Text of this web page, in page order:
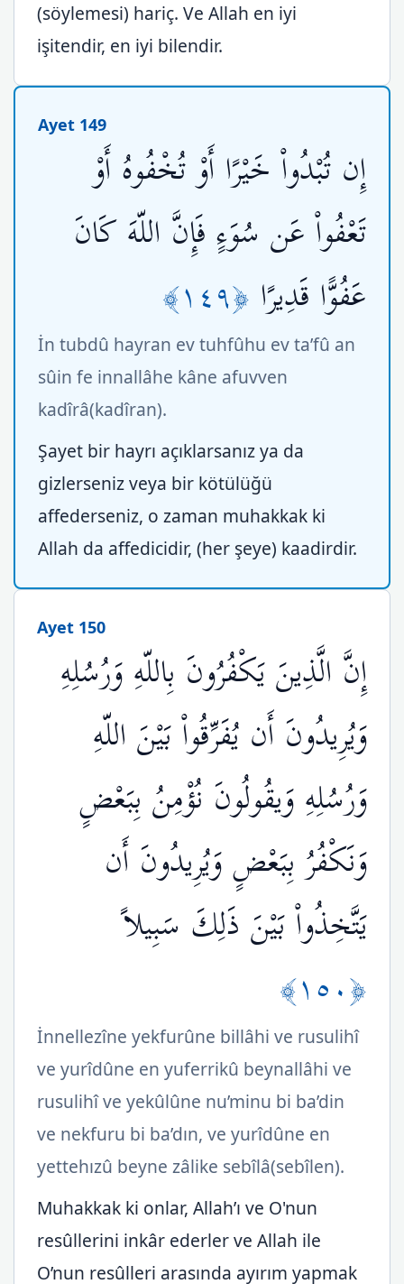
(söylemesi) hariç. Ve Allah en iyi
işitendir, en iyi bilendir.
Ayet 149
إِن تُبْدُواْ خَيْرًا أَوْ تُخْفُوهُ أَوْ
تَعْفُواْ عَن سُوَءٍ فَإِنَّ اللّهَ كَانَ
عَفُوًّا قَدِيرًا ﴿١٤٩﴾
İn tubdû hayran ev tuhfûhu ev ta’fû an
sûin fe innallâhe kâne afuvven
kadîrâ(kadîran).
Şayet bir hayrı açıklarsanız ya da
gizlerseniz veya bir kötülüğü
affederseniz, o zaman muhakkak ki
Allah da affedicidir, (her şeye) kaadirdir.
Ayet 150
إِنَّ الَّذِينَ يَكْفُرُونَ بِاللّهِ وَرُسُلِهِ
وَيُرِيدُونَ أَن يُفَرِّقُواْ بَيْنَ اللّهِ
وَرُسُلِهِ وَيقُولُونَ نُؤْمِنُ بِبَعْضٍ
وَنَكْفُرُ بِبَعْضٍ وَيُرِيدُونَ أَن
يَتَّخِذُواْ بَيْنَ ذَلِكَ سَبِيلاً
﴿١٥٠﴾
İnnellezîne yekfurûne billâhi ve rusulihî
ve yurîdûne en yuferrikû beynallâhi ve
rusulihî ve yekûlûne nu’minu bi ba’din
ve nekfuru bi ba’dın, ve yurîdûne en
yettehızû beyne zâlike sebîlâ(sebîlen).
Muhakkak ki onlar, Allah’ı ve O'nun
resûllerini inkâr ederler ve Allah ile
O’nun resûlleri arasında ayırım yapmak